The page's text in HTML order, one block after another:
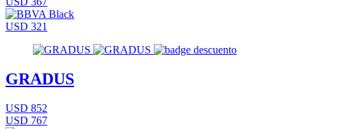
USD 321
GRADUS
USD 852
USD 767